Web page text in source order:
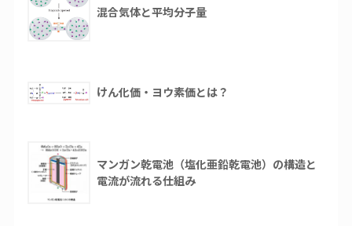
混合気体と平均分子量
けん化価・ヨウ素価とは？
マンガン乾電池（塩化亜鉛乾電池）の構造と
電流が流れる仕組み